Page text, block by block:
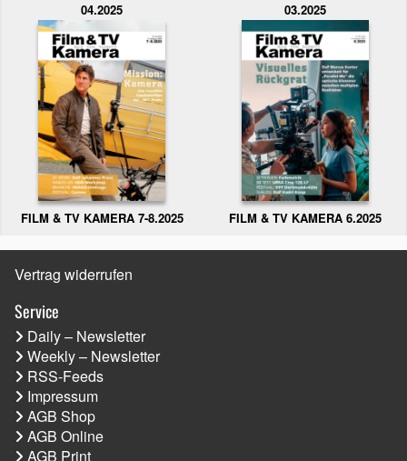
04.2025
03.2025
FILM & TV KAMERA 7-8.2025 FILM & TV KAMERA 6.2025
Vertrag widerrufen
Service
Daily – Newsletter
Weekly – Newsletter
RSS-Feeds
Impressum
AGB Shop
AGB Online
AGB Print